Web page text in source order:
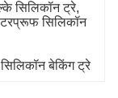
सिलिकॉन ट्रे,
सिलिकॉन
बेकिंग ट्रे